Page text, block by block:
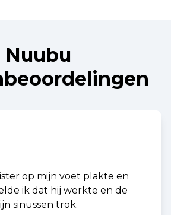
Nuubu
op mijn voet plakte en
ik dat hij werkte en de
sinussen trok.